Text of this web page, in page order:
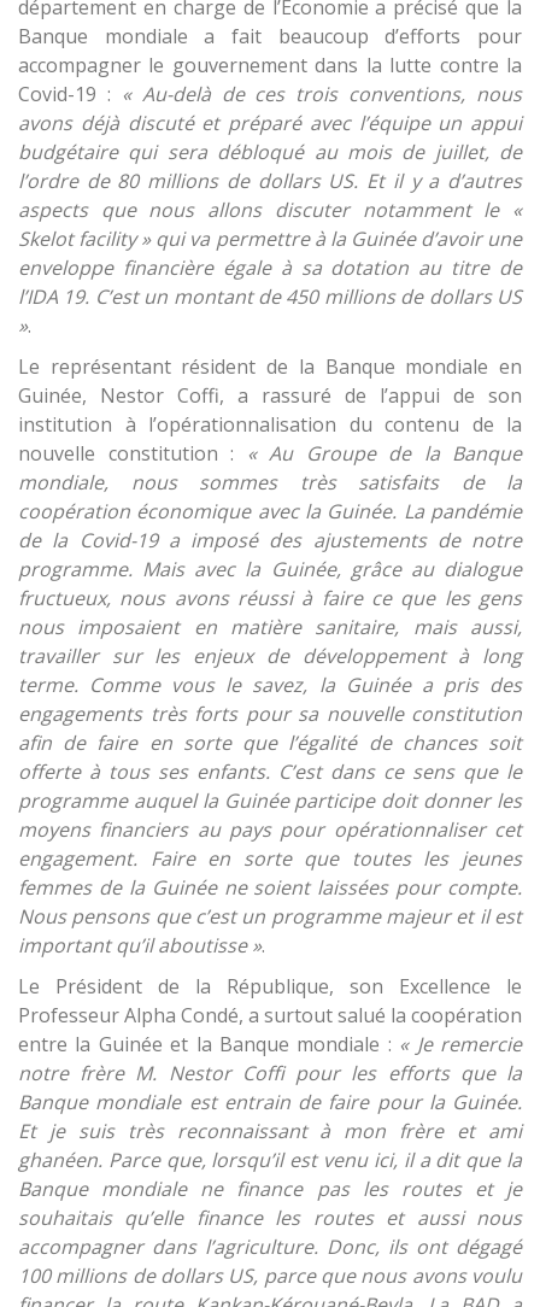
département en charge de l’Economie a précisé que la
Banque mondiale a fait beaucoup d’efforts pour
accompagner le gouvernement dans la lutte contre la
Covid-19 : « Au-delà de ces trois conventions, nous
avons déjà discuté et préparé avec l’équipe un appui
budgétaire qui sera débloqué au mois de juillet, de
l’ordre de 80 millions de dollars US. Et il y a d’autres
aspects que nous allons discuter notamment le «
Skelot facility » qui va permettre à la Guinée d’avoir une
enveloppe financière égale à sa dotation au titre de
l’IDA 19. C’est un montant de 450 millions de dollars US
».
Le représentant résident de la Banque mondiale en
Guinée, Nestor Coffi, a rassuré de l’appui de son
institution à l’opérationnalisation du contenu de la
nouvelle constitution : « Au Groupe de la Banque
mondiale, nous sommes très satisfaits de la
coopération économique avec la Guinée. La pandémie
de la Covid-19 a imposé des ajustements de notre
programme. Mais avec la Guinée, grâce au dialogue
fructueux, nous avons réussi à faire ce que les gens
nous imposaient en matière sanitaire, mais aussi,
travailler sur les enjeux de développement à long
terme. Comme vous le savez, la Guinée a pris des
engagements très forts pour sa nouvelle constitution
afin de faire en sorte que l’égalité de chances soit
offerte à tous ses enfants. C’est dans ce sens que le
programme auquel la Guinée participe doit donner les
moyens financiers au pays pour opérationnaliser cet
engagement. Faire en sorte que toutes les jeunes
femmes de la Guinée ne soient laissées pour compte.
Nous pensons que c’est un programme majeur et il est
important qu’il aboutisse ».
Le Président de la République, son Excellence le
Professeur Alpha Condé, a surtout salué la coopération
entre la Guinée et la Banque mondiale : « Je remercie
notre frère M. Nestor Coffi pour les efforts que la
Banque mondiale est entrain de faire pour la Guinée.
Et je suis très reconnaissant à mon frère et ami
ghanéen. Parce que, lorsqu’il est venu ici, il a dit que la
Banque mondiale ne finance pas les routes et je
souhaitais qu’elle finance les routes et aussi nous
accompagner dans l’agriculture. Donc, ils ont dégagé
100 millions de dollars US, parce que nous avons voulu